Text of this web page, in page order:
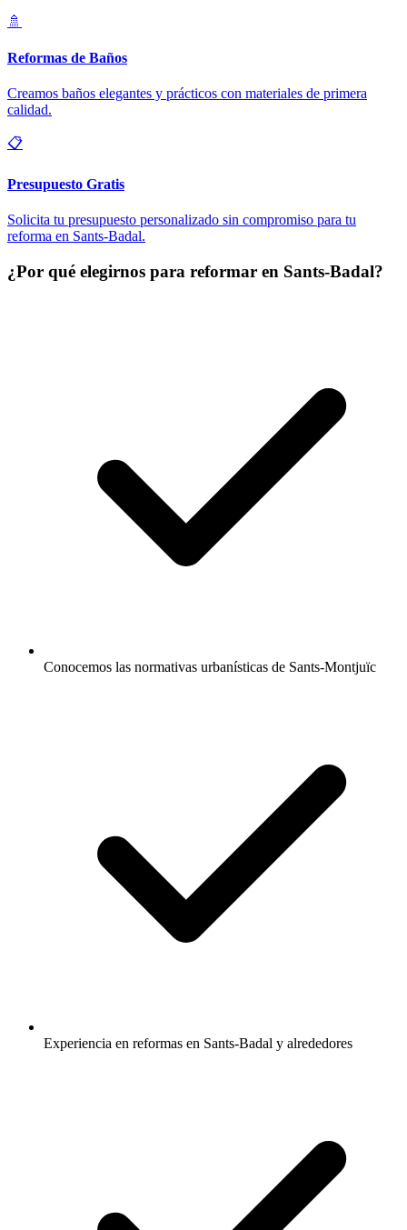
🚿
Reformas de Baños
Creamos baños elegantes y prácticos con materiales de primera
calidad.
📋
Presupuesto Gratis
Solicita tu presupuesto personalizado sin compromiso para tu
reforma en Sants-Badal.
¿Por qué elegirnos para reformar en Sants-Badal?
Conocemos las normativas urbanísticas de Sants-Montjuïc
Experiencia en reformas en Sants-Badal y alrededores